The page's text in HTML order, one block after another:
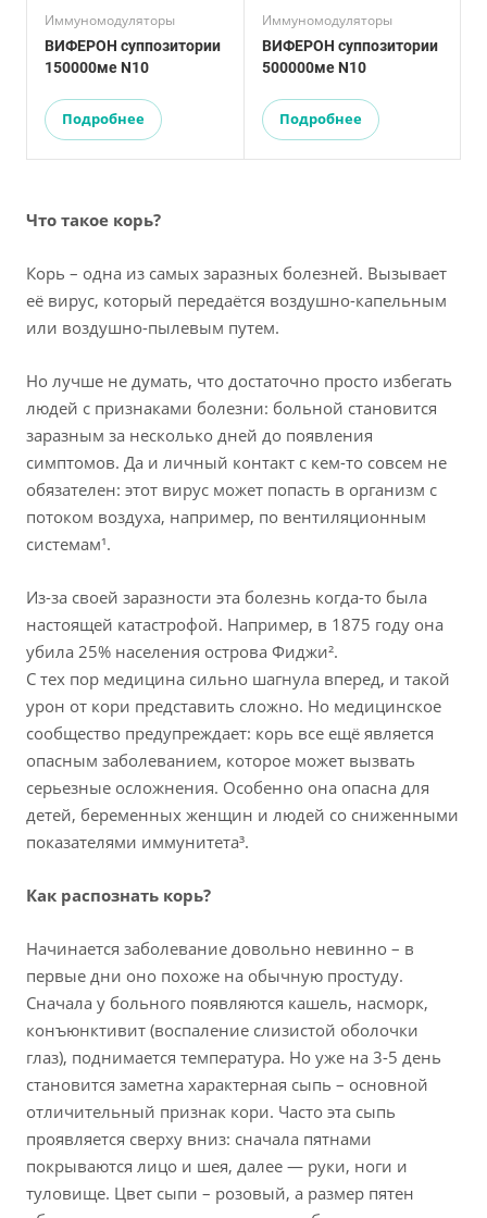
Иммуномодуляторы
ВИФЕРОН суппозитории
150000ме N10
Подробнее
Иммуномодуляторы
ВИФЕРОН суппозитории
500000ме N10
Подробнее
Что такое корь?
Корь – одна из самых заразных болезней. Вызывает
её вирус, который передаётся воздушно-капельным
или воздушно-пылевым путем.
Но лучше не думать, что достаточно просто избегать
людей с признаками болезни: больной становится
заразным за несколько дней до появления
симптомов. Да и личный контакт с кем-то совсем не
обязателен: этот вирус может попасть в организм с
потоком воздуха, например, по вентиляционным
системам¹.
Из-за своей заразности эта болезнь когда-то была
настоящей катастрофой. Например, в 1875 году она
убила 25% населения острова Фиджи².
С тех пор медицина сильно шагнула вперед, и такой
урон от кори представить сложно. Но медицинское
сообщество предупреждает: корь все ещё является
опасным заболеванием, которое может вызвать
серьезные осложнения. Особенно она опасна для
детей, беременных женщин и людей со сниженными
показателями иммунитета³.
Как распознать корь?
Начинается заболевание довольно невинно – в
первые дни оно похоже на обычную простуду.
Сначала у больного появляются кашель, насморк,
конъюнктивит (воспаление слизистой оболочки
глаз), поднимается температура. Но уже на 3-5 день
становится заметна характерная сыпь – основной
отличительный признак кори. Часто эта сыпь
проявляется сверху вниз: сначала пятнами
покрываются лицо и шея, далее — руки, ноги и
туловище. Цвет сыпи – розовый, а размер пятен